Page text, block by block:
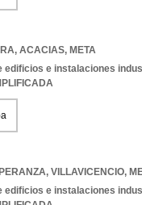
, ACACIAS, META
edificios e instalaciones
, VILLAVICENCIO,
edificios e instalaciones